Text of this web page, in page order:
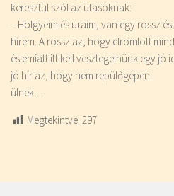
keresztül szól az utasoknak:
– Hölgyeim és uraim, van egy rossz
hírem. A rossz az, hogy elromlott
és emiatt itt kell vesztegelnünk egy jó
jó hír az, hogy nem repülőgépen
ülnek…
Megtekintve: 297